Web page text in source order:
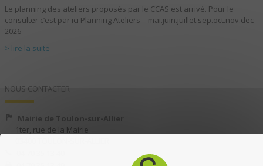
Le planning des ateliers proposés par le CCAS est arrivé. Pour le
consulter c’est par ici Planning Ateliers – mai.juin.juillet.sep.oct.nov.dec-
2026
> lire la suite
NOUS CONTACTER
Mairie de Toulon-sur-Allier
1ter, rue de la Mairie